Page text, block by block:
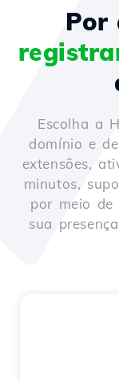
Por
Escolha a
domínio e
extensões,
minutos,
por meio de
sua